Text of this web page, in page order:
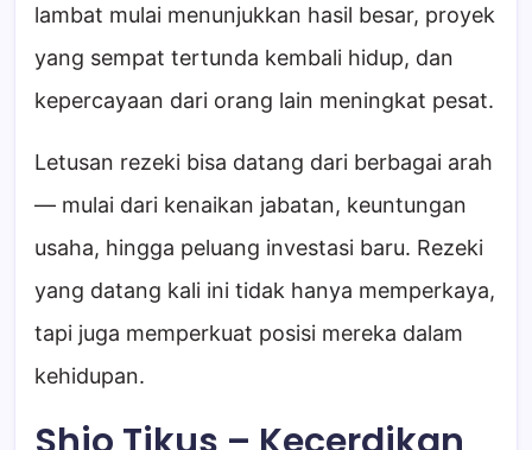
lambat mulai menunjukkan hasil besar, proyek
yang sempat tertunda kembali hidup, dan
kepercayaan dari orang lain meningkat pesat.
Letusan rezeki bisa datang dari berbagai arah
— mulai dari kenaikan jabatan, keuntungan
usaha, hingga peluang investasi baru. Rezeki
yang datang kali ini tidak hanya memperkaya,
tapi juga memperkuat posisi mereka dalam
kehidupan.